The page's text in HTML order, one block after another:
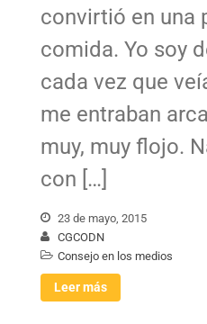
convirtió en una
comida. Yo soy
cada vez que
me entraban
muy, muy flojo.
con […]
23 de mayo, 2015
CGCODN
Consejo en los medios
Leer más